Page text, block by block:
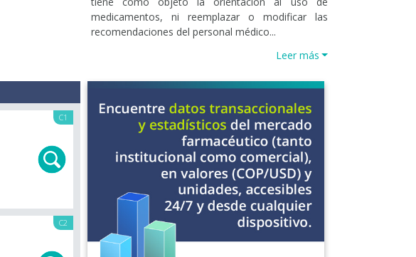
medicamentos, ni reemplazar o modificar las
recomendaciones del personal médico...
Leer más
C1
C2